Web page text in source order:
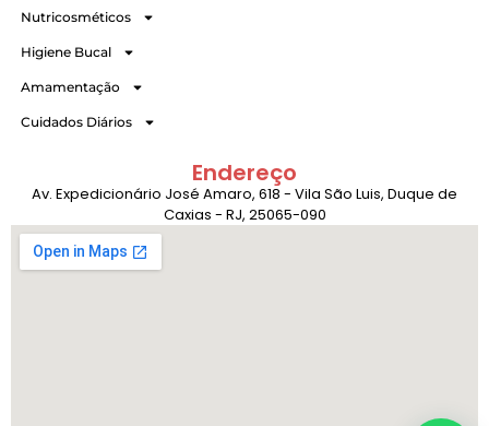
Nutricosméticos
Higiene Bucal
Amamentação
Cuidados Diários
Endereço
Av. Expedicionário José Amaro, 618 - Vila São Luis, Duque de
Caxias - RJ, 25065-090